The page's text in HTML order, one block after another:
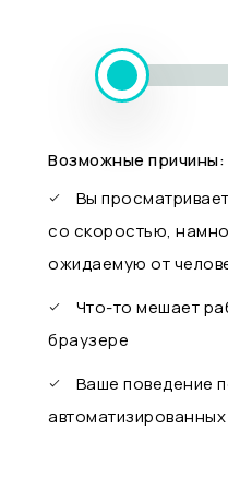
Возможные причины:
Вы
со скоростью,
ожидаемую от
Что-то мешает
браузере
Ваше поведение